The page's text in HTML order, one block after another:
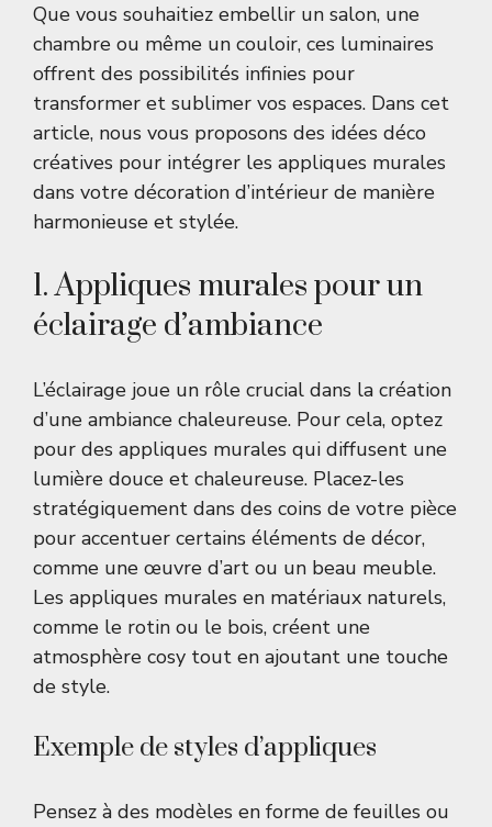
Que vous souhaitiez embellir un salon, une
chambre ou même un couloir, ces luminaires
offrent des possibilités infinies pour
transformer et sublimer vos espaces. Dans cet
article, nous vous proposons des idées déco
créatives pour intégrer les appliques murales
dans votre décoration d’intérieur de manière
harmonieuse et stylée.
1. Appliques murales pour un
éclairage d’ambiance
L’éclairage joue un rôle crucial dans la création
d’une ambiance chaleureuse. Pour cela, optez
pour des appliques murales qui diffusent une
lumière douce et chaleureuse. Placez-les
stratégiquement dans des coins de votre pièce
pour accentuer certains éléments de décor,
comme une œuvre d’art ou un beau meuble.
Les appliques murales en matériaux naturels,
comme le rotin ou le bois, créent une
atmosphère cosy tout en ajoutant une touche
de style.
Exemple de styles d’appliques
Pensez à des modèles en forme de feuilles ou